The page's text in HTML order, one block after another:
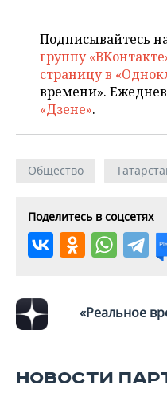
Подписывайтесь
группу
страницу в
времени».
«Дзене».
Общество
Поделитесь в соцсетях
«Реальное
НОВОСТИ